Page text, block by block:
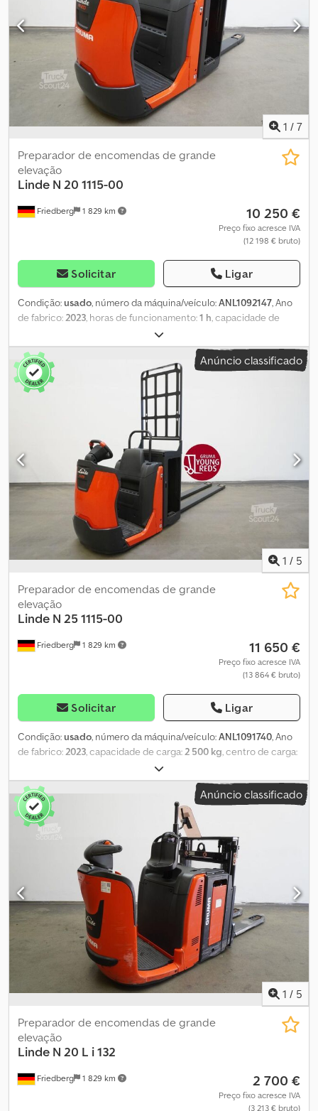
Proteção frontal para os pés - Roda de apoio simples -
Deslocamento lento lateral no chassi apenas para frente Codpfx
Asyaicyeh Rorf - Posto de operação totalmente suspenso -
Almofada para joelhos - Volante ajustável em altura - Grade de
proteção de carga - h=1200 mm - Documentação técnica em
alemão - NOVO - Máquina de estoque - - LSP 0.6 Ref: ANL1091966
1 / 7
Friedberg 1 829 km
Preparador de encomendas de grande
elevação
Linde N 20 1115-00
10 250 €
Preço fixo acresce IVA
(12 198 € bruto)
Solicitar Ligar
Condição:usado, número da máquina/veículo:ANL1092147, Ano
de fabrico:2023, horas de funcionamento:1 h, capacidade de
, centro de carga:600 mm
620 Ah, tensão da bateria:24 V, largura do suporte de garfos:520
mm, comprimento do garfo: 1 150 mm, peso em vazio:1 175 kg,
comprimento total:
2 600 mm, largura total:
eletricidade
, - Aquamatic a bateria - Tomada de veículo MRC
520 - 1150 mm, 520 / 1150 / 188 mm - Grade de proteção de carga:
1200 mm acima do solo - Limitador de velocidade: 12 km/h -
Coluna de direção ajustável em altura - Controle de acesso:
chave de ignição - Protetor de pés frontal - Posto de trabalho
totalmente suspenso - Almofada para joelho - Chassi
intercambiável Cedsya Nnvepfx Ah Rorf - Movimentação lenta
apenas para frente - Troca lateral - 4PzS - alto - Preparação para
baterias gel - Grade de proteção de carga - h=1200 mm - Guiador
ajustável em altura - Roda de apoio simples - LSP 0.6
Anúncio classificado
1 / 5
Friedberg 1 829 km
Preparador de encomendas de grande
elevação
Linde N 25 1115-00
11 650 €
Preço fixo acresce IVA
(13 864 € bruto)
Solicitar Ligar
Condição:usado, número da máquina/veículo:ANL1091740, Ano
de fabrico: 2023 , capacidade de carga: 2 500 kg , centro de carga:
, capacidade da bateria:620 Ah
largura do suporte de garfos:520 mm, comprimento do garfo:
2 400 mm
, comprimento total:3 850 mm,
largura total:
eletricidade
bateria - Conector de veículo REMA 160A - Troca lateral de
bateria com rolos - Execução dos garfos: 520 - 2400 - 188 mm -
Grade de proteção de carga: 2100 mm acima do solo - Limitador
de velocidade: 12 km/h - Coluna de direção regulável em altura -
Controle de acesso: chave de ignição - Protetor frontal de pés -
Almofada para joelhos - Roda de apoio simples - Velocidade de
condução 12 km/h - Posto de trabalho totalmente amortecido -
Troca lateral - 4PzS - Alta - Avanço por impulso apenas para frente
Crodezchc Rjpfx Ah Rof - Grade de proteção de carga - h = 2100
mm - Guiador regulável em altura - Documentação técnica DE - -
MÁQUINA DE ESTOQUE NOVA - - LSP 0.6 Ref: ANL1091740
Anúncio classificado
1 / 5
Friedberg 1 829 km
Preparador de encomendas de grande
elevação
Linde N 20 L i 132
2 700 €
Preço fixo acresce IVA
(3 213 € bruto)